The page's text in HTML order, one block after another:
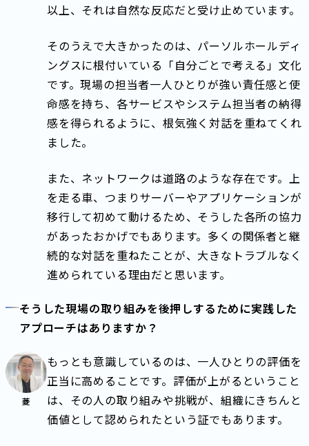
以上、それは自然な反応だと受け止めています。
そのうえで大きかったのは、パーソルホールディ
ングスに根付いている「自分ごとで考える」文化
です。現場の担当者一人ひとりが強い責任感と使
命感を持ち、各サービスやシステム担当者の納得
感を得られるように、根気強く対話を重ねてくれ
ました。
また、ネットワークは道路のような存在です。上
を走る車、つまりサーバーやアプリケーションが
移行して初めて動けるため、そうした各所の協力
があったおかげでもあります。多くの関係者と継
続的な対話を重ねたことが、大きなトラブルなく
進められている理由だと思います。
そうした現場の取り組みを後押しするために実践した
アプローチはありますか？
菱
もっとも意識しているのは、一人ひとりの評価を
正当に高めることです。評価が上がるということ
は、その人の取り組みや挑戦が、組織にきちんと
価値として認められたという証でもあります。